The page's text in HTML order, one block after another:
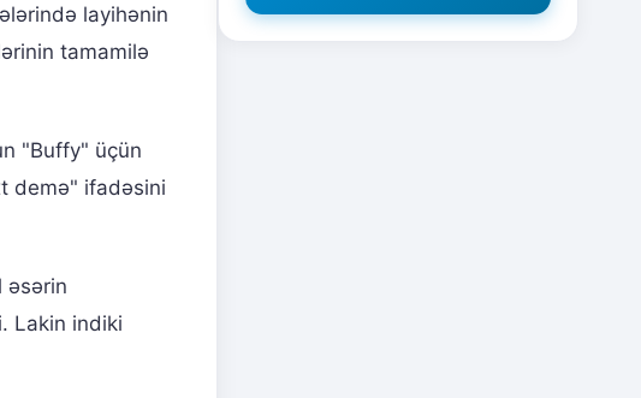
layihənin
tamamilə
"Buffy" üçün
demə" ifadəsini
əsərin
Lakin indiki